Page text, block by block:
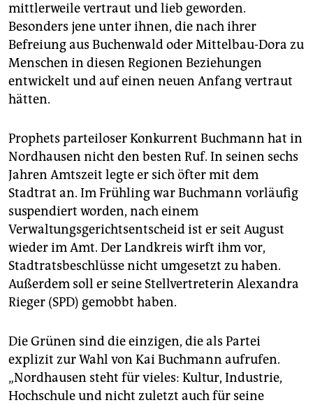
mittlerweile vertraut und lieb geworden.
Besonders jene unter ihnen, die nach ihrer
Befreiung aus Buchenwald oder Mittelbau-Dora zu
Menschen in diesen Regionen Beziehungen
entwickelt und auf einen neuen Anfang vertraut
hätten.
Prophets parteiloser Konkurrent Buchmann hat in
Nordhausen nicht den besten Ruf. In seinen sechs
Jahren Amtszeit legte er sich öfter mit dem
Stadtrat an. Im Frühling war Buchmann vorläufig
suspendiert worden, nach einem
Verwaltungsgerichtsentscheid ist er seit August
wieder im Amt. Der Landkreis wirft ihm vor,
Stadtratsbeschlüsse nicht umgesetzt zu haben.
Außerdem soll er seine Stellvertreterin Alexandra
Rieger (SPD) gemobbt haben.
Die Grünen sind die einzigen, die als Partei
explizit zur Wahl von Kai Buchmann aufrufen.
„Nordhausen steht für vieles: Kultur, Industrie,
Hochschule und nicht zuletzt auch für seine